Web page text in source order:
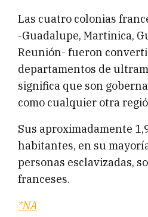
Las cuatro colonias
-Guadalupe, Martinica,
Reunión- fueron
departamentos de
significa que son
como cualquier otra
Sus aproximadamente
habitantes, en su
personas esclavizadas,
franceses.
*NA